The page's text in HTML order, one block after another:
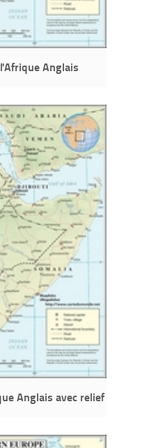
Anglais
Anglais avec relief